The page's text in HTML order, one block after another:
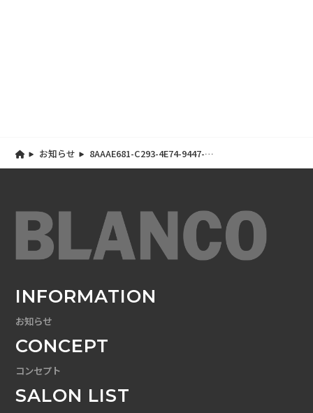
お知らせ
8AAAE681-C293-4E74-9447-
949648E6A9A0
INFORMATION
お知らせ
CONCEPT
コンセプト
SALON LIST